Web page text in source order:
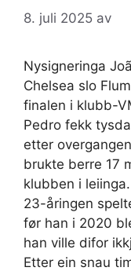
8. juli 2025 av
Nysigneringa
Chelsea slo
finalen i klubb-
Pedro fekk
etter
brukte berre 17
klubben i leiinga.
23-åringen
før han i 2020
han ville difor
Etter ein snau